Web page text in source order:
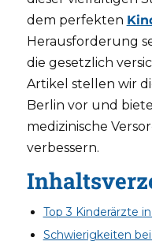
dem perfekten
Herausforderung
die gesetzlich
Artikel stellen wir
Berlin vor und
medizinische
verbessern.
Top 3 Kinderärzte
Schwierigkeiten